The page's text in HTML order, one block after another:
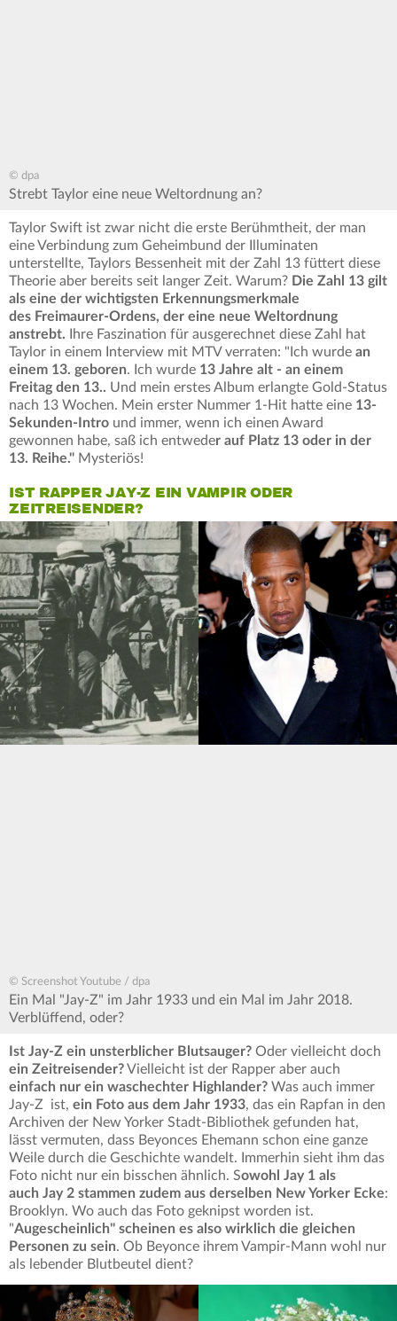
© dpa
Strebt Taylor eine neue Weltordnung an?
Taylor Swift ist zwar nicht die erste Berühmtheit, der man
eine Verbindung zum Geheimbund der Illuminaten
unterstellte, Taylors Bessenheit mit der Zahl 13 füttert diese
Theorie aber bereits seit langer Zeit. Warum? Die Zahl 13 gilt
als eine der wichtigsten Erkennungsmerkmale
des Freimaurer-Ordens, der eine neue Weltordnung
anstrebt.
Ihre Faszination für ausgerechnet diese Zahl hat
Taylor in einem Interview mit MTV verraten: "Ich wurde an
einem 13. geboren. Ich wurde 13 Jahre alt - an einem
Freitag den 13.. Und mein erstes Album erlangte Gold-Status
nach 13 Wochen. Mein erster Nummer 1-Hit hatte eine 13-
Sekunden-Intro und immer, wenn ich einen Award
gewonnen habe, saß ich entweder auf Platz 13 oder in der
13. Reihe." Mysteriös!
IST RAPPER JAY-Z EIN VAMPIR ODER
ZEITREISENDER?
© Screenshot Youtube / dpa
Ein Mal "Jay-Z" im Jahr 1933 und ein Mal im Jahr 2018.
Verblüffend, oder?
Ist Jay-Z ein unsterblicher Blutsauger? Oder vielleicht doch
ein Zeitreisender?Vielleicht ist der Rapper aber auch
einfach nur ein waschechter Highlander? Was auch immer
Jay-Z ist, ein Foto aus dem Jahr 1933, das ein Rapfan in den
Archiven der New Yorker Stadt-Bibliothek gefunden hat,
lässt vermuten, dass Beyonces Ehemann schon eine ganze
Weile durch die Geschichte wandelt. Immerhin sieht ihm das
Foto nicht nur ein bisschen ähnlich. Sowohl Jay 1 als
auch Jay 2 stammen zudem aus derselben New Yorker Ecke:
Brooklyn. Wo auch das Foto geknipst worden ist.
"Augescheinlich" scheinen es also wirklich die gleichen
Personen zu sein. Ob Beyonce ihrem Vampir-Mann wohl nur
als lebender Blutbeutel dient?